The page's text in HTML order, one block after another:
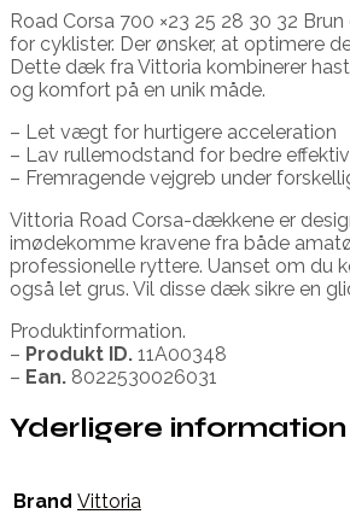
Road Corsa 700 ×23 25 28 30 32
for cyklister. Der ønsker, at optimere
Dette dæk fra Vittoria kombinerer
og komfort på en unik måde.
– Let vægt for hurtigere acceleration
– Lav rullemodstand for bedre
– Fremragende vejgreb under
Vittoria Road Corsa-dækkene er
imødekomme kravene fra både
professionelle ryttere. Uanset om du
også let grus. Vil disse dæk sikre en
Produktinformation.
– Produkt ID. 11A00348
– Ean. 8022530026031
Yderligere information
Brand Vittoria